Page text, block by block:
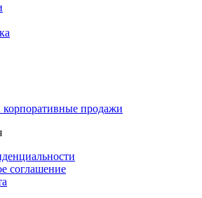
продажи
соглашение